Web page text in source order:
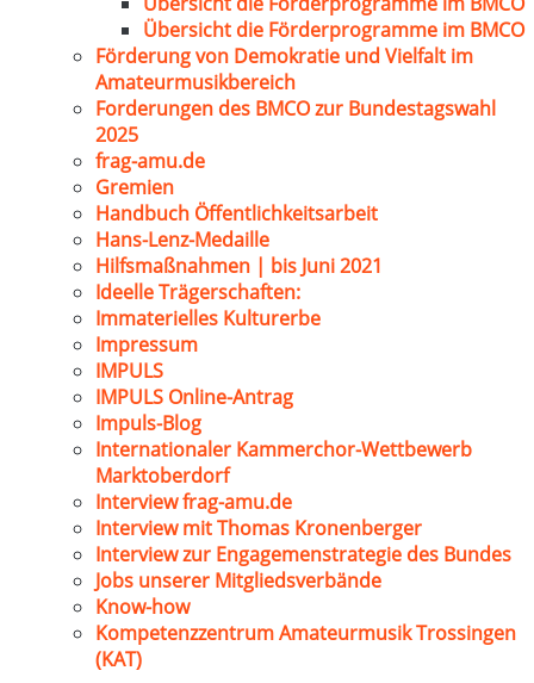
Übersicht die Förderprogramme im BMCO
Förderung von Demokratie und Vielfalt im
Amateurmusikbereich
Forderungen des BMCO zur Bundestagswahl
2025
frag-amu.de
Gremien
Handbuch Öffentlichkeitsarbeit
Hans-Lenz-Medaille
Hilfsmaßnahmen | bis Juni 2021
Ideelle Trägerschaften:
Immaterielles Kulturerbe
Impressum
IMPULS
IMPULS Online-Antrag
Impuls-Blog
Internationaler Kammerchor-Wettbewerb
Marktoberdorf
Interview frag-amu.de
Interview mit Thomas Kronenberger
Interview zur Engagemenstrategie des Bundes
Jobs unserer Mitgliedsverbände
Know-how
Kompetenzzentrum Amateurmusik Trossingen
(KAT)